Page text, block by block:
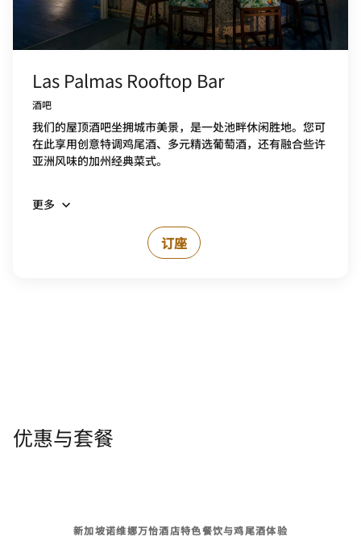
Las Palmas Rooftop Bar
酒吧
我们的屋顶酒吧坐拥城市美景，是一处池畔休闲胜地。您可
在此享用创意特调鸡尾酒、多元精选葡萄酒，还有融合些许
亚洲风味的加州经典菜式。
更多
订座
优惠与套餐
新加坡诺维娜万怡酒店特色餐饮与鸡尾酒体验